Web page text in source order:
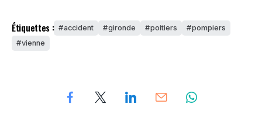
Étiquettes : accident gironde poitiers
pompiers
vienne